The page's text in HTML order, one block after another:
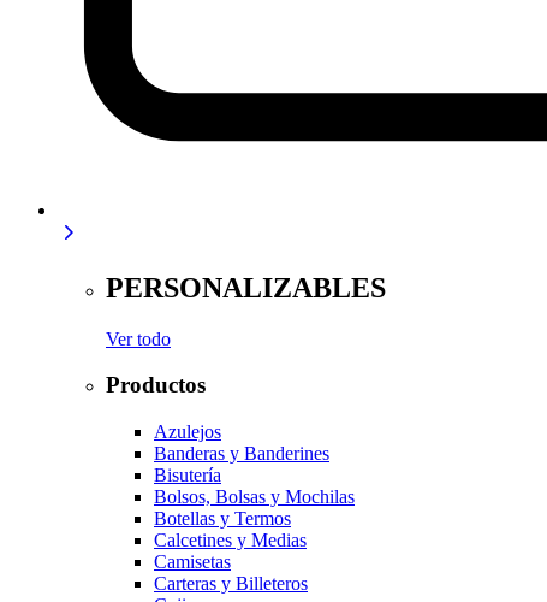
PERSONALIZABLES
Ver todo
Productos
Azulejos
Banderas y Banderines
Bisutería
Bolsos, Bolsas y Mochilas
Botellas y Termos
Calcetines y Medias
Camisetas
Carteras y Billeteros